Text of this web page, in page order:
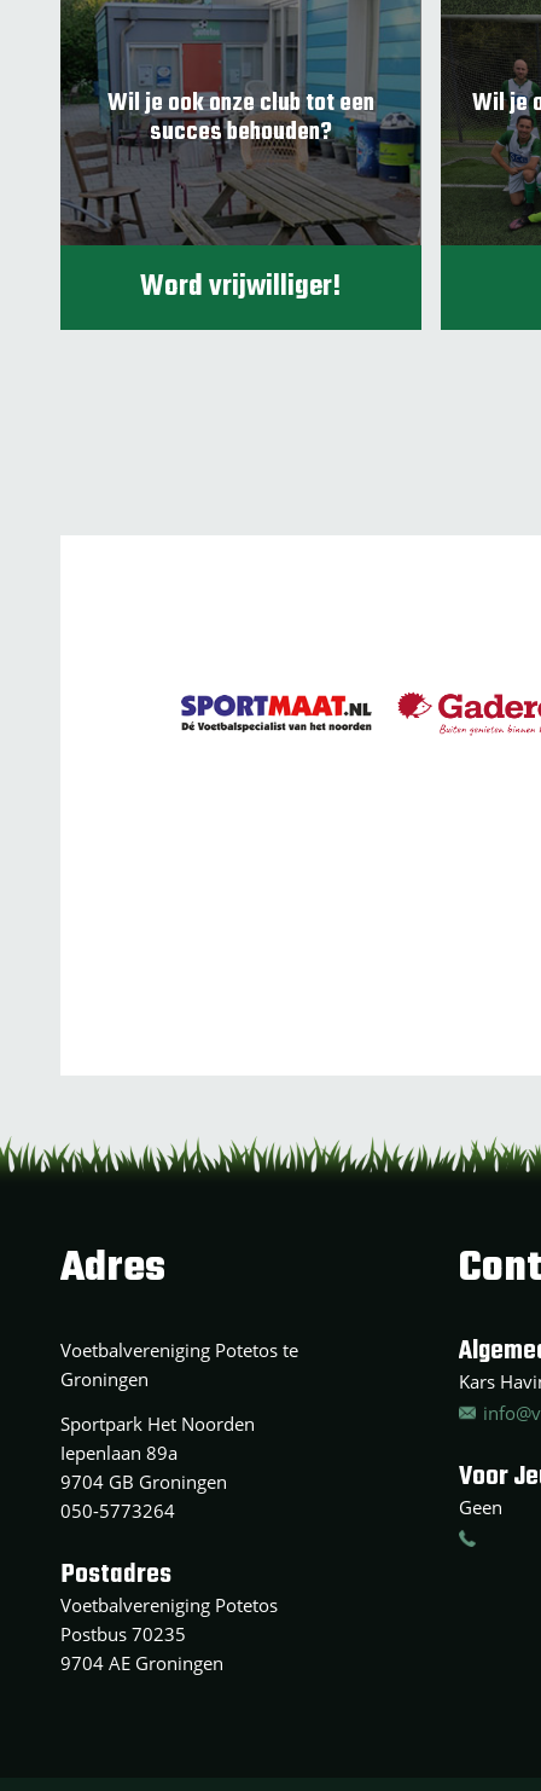
Wil je ook onze club tot een
succes behouden?
Word vrijwilliger!
Wil je
Adres
Voetbalvereniging Potetos te
Groningen
Sportpark Het Noorden
Iepenlaan 89a
9704 GB Groningen
050-5773264
Postadres
Voetbalvereniging Potetos
Postbus 70235
9704 AE Groningen
Kars
Voor
Geen